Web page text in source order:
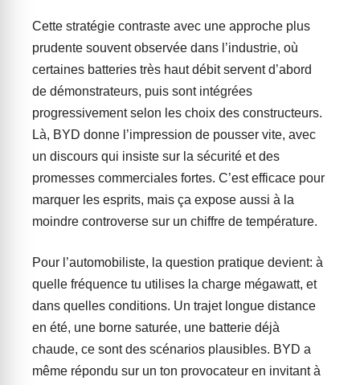
Cette stratégie contraste avec une approche plus
prudente souvent observée dans l’industrie, où
certaines batteries très haut débit servent d’abord
de démonstrateurs, puis sont intégrées
progressivement selon les choix des constructeurs.
Là, BYD donne l’impression de pousser vite, avec
un discours qui insiste sur la sécurité et des
promesses commerciales fortes. C’est efficace pour
marquer les esprits, mais ça expose aussi à la
moindre controverse sur un chiffre de température.
Pour l’automobiliste, la question pratique devient: à
quelle fréquence tu utilises la charge mégawatt, et
dans quelles conditions. Un trajet longue distance
en été, une borne saturée, une batterie déjà
chaude, ce sont des scénarios plausibles. BYD a
même répondu sur un ton provocateur en invitant à